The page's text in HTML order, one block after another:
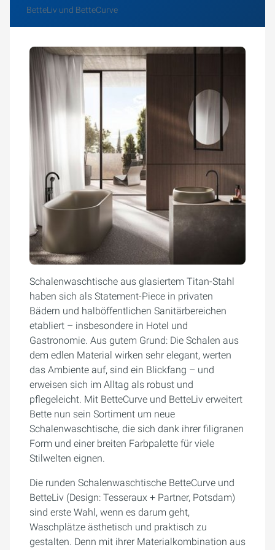
BetteLiv und BetteCurve
Schalenwaschtische aus glasiertem Titan-Stahl
haben sich als Statement-Piece in privaten
Bädern und halböffentlichen Sanitärbereichen
etabliert – insbesondere in Hotel und
Gastronomie. Aus gutem Grund: Die Schalen aus
dem edlen Material wirken sehr elegant, werten
das Ambiente auf, sind ein Blickfang – und
erweisen sich im Alltag als robust und
pflegeleicht. Mit BetteCurve und BetteLiv erweitert
Bette nun sein Sortiment um neue
Schalenwaschtische, die sich dank ihrer filigranen
Form und einer breiten Farbpalette für viele
Stilwelten eignen.
Die runden Schalenwaschtische BetteCurve und
BetteLiv (Design: Tesseraux + Partner, Potsdam)
sind erste Wahl, wenn es darum geht,
Waschplätze ästhetisch und praktisch zu
gestalten. Denn mit ihrer Materialkombination aus